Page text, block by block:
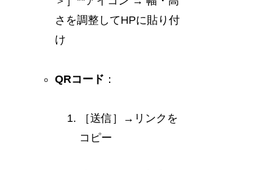
さを調整してHPに貼り付
け
QRコード ：
［送信］→リンクを
コピー